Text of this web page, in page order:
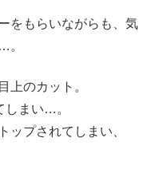
をもらいながらも、気
。
上のカット。
しまい…。
ップされてしまい、